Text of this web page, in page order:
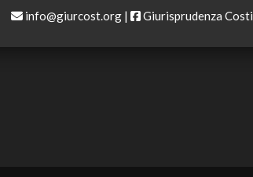
info@giurcost.org | Giurisprudenza